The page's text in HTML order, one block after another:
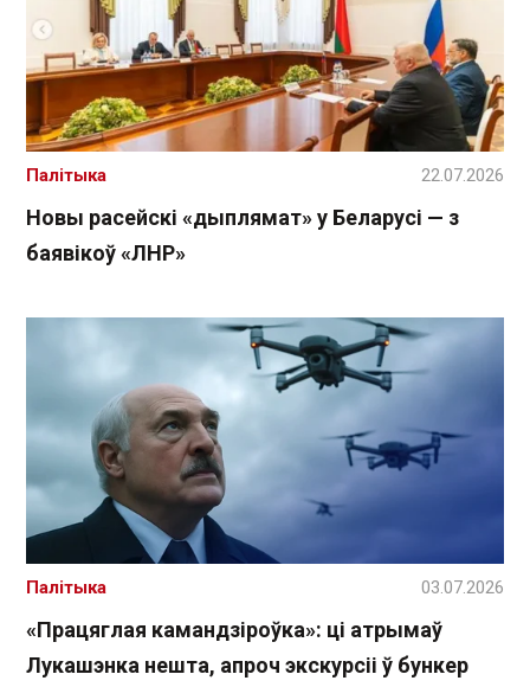
Новы расейскі «дыплямат» у Беларусі — з
баявікоў «ЛНР»
Палітыка 22.07.2026
«Працяглая камандзіроўка»: ці атрымаў
Лукашэнка нешта, апроч экскурсіі ў бункер
Палітыка 03.07.2026